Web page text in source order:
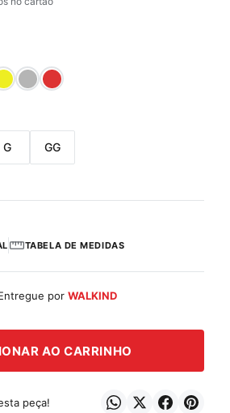
G GG
TABELA DE MEDIDAS
porWALKIND
AO CARRINHO
peça!